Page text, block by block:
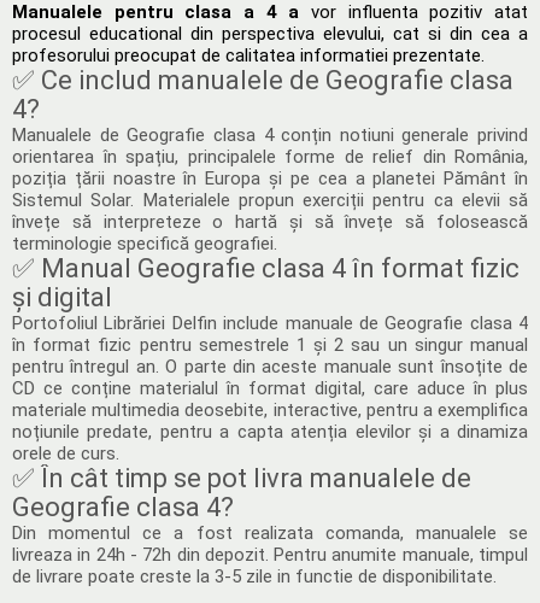
Manualele pentru clasa a 4 a vor influenta pozitiv atat
procesul educational din perspectiva elevului, cat si din cea a
profesorului preocupat de calitatea informatiei prezentate.
✅ Ce includ manualele de Geografie clasa
4?
Manualele de Geografie clasa 4 conțin notiuni generale privind
orientarea în spațiu, principalele forme de relief din România,
poziția țării noastre în Europa și pe cea a planetei Pământ în
Sistemul Solar. Materialele propun exerciții pentru ca elevii să
învețe să interpreteze o hartă și să învețe să folosească
terminologie specifică geografiei.
✅ Manual Geografie clasa 4 în format fizic
și digital
Portofoliul Librăriei Delfin include manuale de Geografie clasa 4
în format fizic pentru semestrele 1 și 2 sau un singur manual
pentru întregul an. O parte din aceste manuale sunt însoțite de
CD ce conține materialul în format digital, care aduce în plus
materiale multimedia deosebite, interactive, pentru a exemplifica
noțiunile predate, pentru a capta atenția elevilor și a dinamiza
orele de curs.
✅ În cât timp se pot livra manualele de
Geografie clasa 4?
Din momentul ce a fost realizata comanda, manualele se
livreaza in 24h - 72h din depozit. Pentru anumite manuale, timpul
de livrare poate creste la 3-5 zile in functie de disponibilitate.